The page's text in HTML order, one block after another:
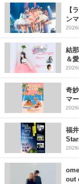
【
ン
＞
結
＆
奇
マ
早
福
out